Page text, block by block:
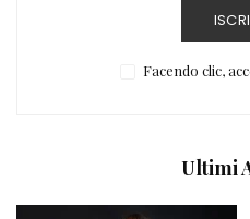
Facendo clic,
Ultimi